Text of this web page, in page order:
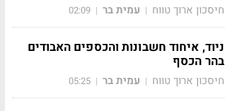
חיסכון ארוך טווח | עמית בר |
02:09
ניוד, איחוד חשבונות והכספים האבודים
בהר הכסף
חיסכון ארוך טווח | עמית בר |
05:25